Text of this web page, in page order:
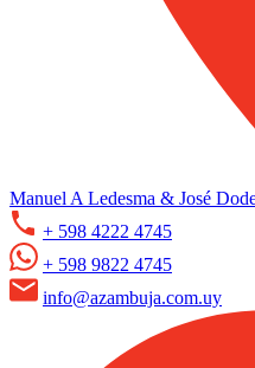
Manuel A Ledesma & José
+ 598 4222 4745
+ 598 9822 4745
info@azambuja.com.uy